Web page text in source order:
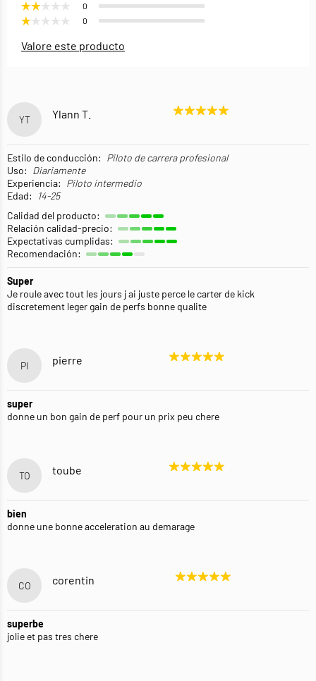
0
0
Valore este producto
YT Ylann T.
Estilo de conducción: Piloto de carrera profesional
Uso: Diariamente
Experiencia: Piloto intermedio
Edad:
14-25
Calidad del producto:
Relación calidad-precio:
Expectativas cumplidas:
Recomendación:
Super
Je roule avec tout les jours j ai juste perce le carter de kick
discretement leger gain de perfs bonne qualite
PI pierre
super
donne un bon gain de perf pour un prix peu chere
TO toube
bien
donne une bonne acceleration au demarage
CO corentin
superbe
jolie et pas tres chere